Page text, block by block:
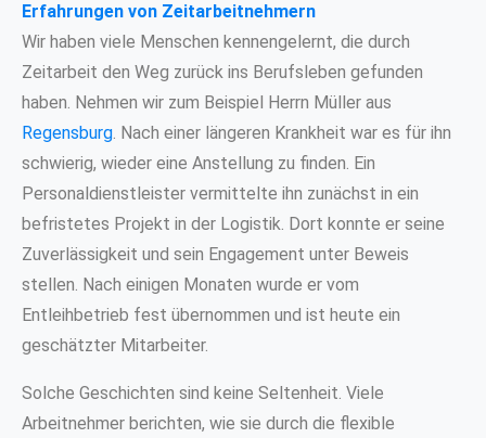
Erfahrungen von Zeitarbeitnehmern
Wir haben viele Menschen kennengelernt, die durch
Zeitarbeit den Weg zurück ins Berufsleben gefunden
haben. Nehmen wir zum Beispiel Herrn Müller aus
Regensburg. Nach einer längeren Krankheit war es für ihn
schwierig, wieder eine Anstellung zu finden. Ein
Personaldienstleister vermittelte ihn zunächst in ein
befristetes Projekt in der Logistik. Dort konnte er seine
Zuverlässigkeit und sein Engagement unter Beweis
stellen. Nach einigen Monaten wurde er vom
Entleihbetrieb fest übernommen und ist heute ein
geschätzter Mitarbeiter.
Solche Geschichten sind keine Seltenheit. Viele
Arbeitnehmer berichten, wie sie durch die flexible